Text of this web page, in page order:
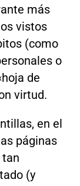
más
vistos
(como
o
de
virtud.
en el
páginas
(y